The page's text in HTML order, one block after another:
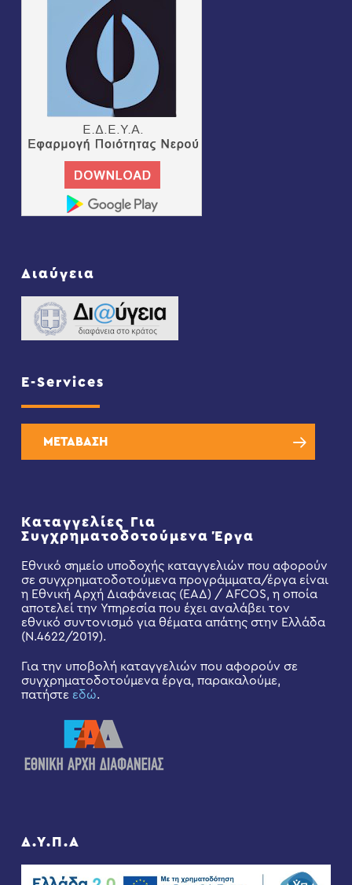
Διαύγεια
E-Services
ΜΕΤΑΒΑΣΗ
Καταγγελίες Για
Συγχρηματοδοτούμενα Έργα
Εθνικό σημείο υποδοχής καταγγελιών που αφορούν
σε συγχρηματοδοτούμενα προγράμματα/έργα είναι
η Εθνική Αρχή Διαφάνειας (ΕΑΔ) / AFCOS, η οποία
αποτελεί την Υπηρεσία που έχει αναλάβει τον
εθνικό συντονισμό για θέματα απάτης στην Ελλάδα
(Ν.4622/2019).
Για την υποβολή καταγγελιών που αφορούν σε
συγχρηματοδοτούμενα έργα, παρακαλούμε,
πατήστε εδώ.
Δ.Υ.Π.Α